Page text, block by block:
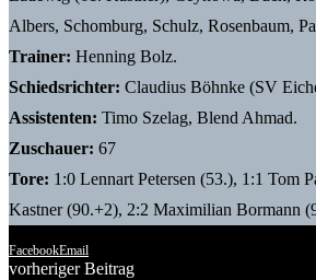
Albers, Schomburg, Schulz, Rosenbaum,
Trainer: Henning Bolz.
Schiedsrichter: Claudius Böhnke (SV
Assistenten: Timo Szelag, Blend Ahmad.
Zuschauer: 67
Tore: 1:0 Lennart Petersen (53.), 1:1 Tom
Kastner (90.+2), 2:2 Maximilian Bormann
FacebookEmail
vorheriger Beitrag